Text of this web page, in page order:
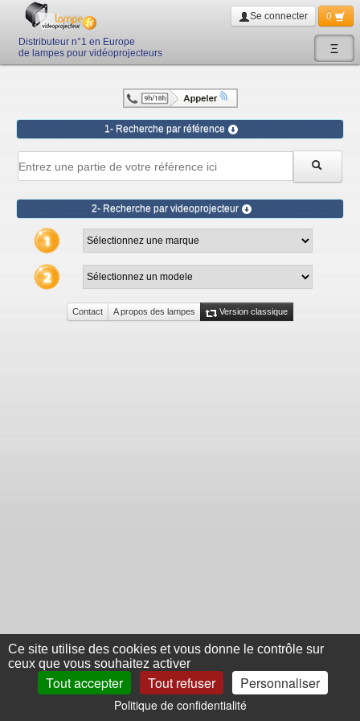
Ξ
Distributeur n°1 en Europe
de lampes pour vidéoprojecteurs
Se connecter 0
1- Recherche par référence
2- Recherche par videoprojecteur
Contact A propos des lampes Version classique
Ce site utilise des cookies et vous donne le contrôle sur
ceux que vous souhaitez activer
Tout accepter Tout refuser Personnaliser
Politique de confidentialité